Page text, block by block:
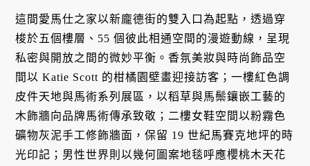
這間愛馬仕之家以新龐德街的雙入口為起點，透過穿
梭於五個樓層、55 個彼此相通空間的漫遊動線，呈現
私密與開放之間的微妙平衡。香氛美妝與時尚飾品空
間以 Katie Scott 的柑橘園壁畫迎接訪客；一樓紅色調
皮件天地與馬術系列展區，以稻草與馬鬃鑲嵌工藝的
木飾牆向品牌馬術傳承致敬；二樓女鞋空間以粉霧色
礦物灰泥手工修飾牆面，保留 19 世紀馬賽克地坪的時
光印記；男性世界則以幾何圖案地毯呼應櫻桃木天花